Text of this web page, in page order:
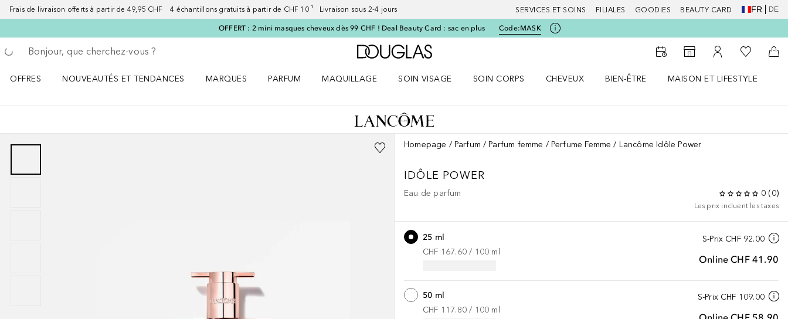
Frais de livraison offerts à partir de 49,95 CHF 4 échantillons gratuits à partir de CHF 10 ¹ Livraison sous 2-4 jours SERVICES ET SOINS FILIALES GOODIES BEAUTY CARD FR DE
OFFERT : 2 mini masques cheveux dès 99 CHF ! Deal Beauty Card : sac en plus Code:MASK
Retourner
Exécuter la recherche
Vers l'accueil Douglas
Vers le Storefinder
Vers Mon Compte
Vers Ma
OFFRES
NOUVEAUTÉS ET TENDANCES
MARQUES
PARFUM
MAQUILLAGE
SOIN VISAGE
SOIN CORPS
CHEVEUX
BIEN-ÊTRE
MAISON ET LIFESTYLE
Homepage Parfum Parfum femme Perfume Femme Lancôme Idôle Power
IDÔLE POWER
Eau de parfum 0 (0)
Les prix incluent les taxes
S-Prix CHF 92.00
Online CHF 41.90
25 ml
CHF 167.60 / 100 ml
S-Prix CHF 109.00
50 ml
CHF 117.80 / 100 ml